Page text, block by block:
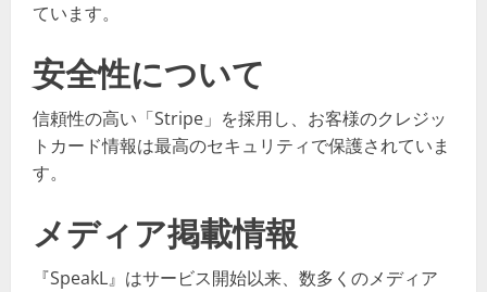
ています。
安全性について
信頼性の高い「Stripe」を採用し、お客様のクレジッ
トカード情報は最高のセキュリティで保護されていま
す。
メディア掲載情報
『SpeakL』はサービス開始以来、数多くのメディア